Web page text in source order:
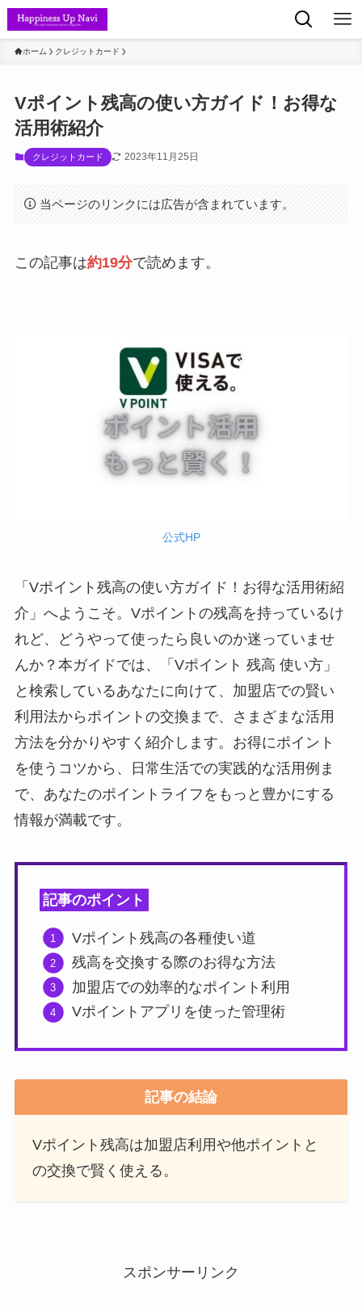
ホーム クレジットカード
Vポイント残高の使い方ガイド！お得な
活用術紹介
クレジットカード 2023年11月25日
当ページのリンクには広告が含まれています。
この記事は約19分で読めます。
公式HP
「Vポイント残高の使い方ガイド！お得な活用術紹
介」へようこそ。Vポイントの残高を持っているけ
れど、どうやって使ったら良いのか迷っていませ
んか？本ガイドでは、「Vポイント 残高 使い方」
と検索しているあなたに向けて、加盟店での賢い
利用法からポイントの交換まで、さまざまな活用
方法を分かりやすく紹介します。お得にポイント
を使うコツから、日常生活での実践的な活用例ま
で、あなたのポイントライフをもっと豊かにする
情報が満載です。
記事のポイント
Vポイント残高の各種使い道
残高を交換する際のお得な方法
加盟店での効率的なポイント利用
Vポイントアプリを使った管理術
記事の結論
Vポイント残高は加盟店利用や他ポイントと
の交換で賢く使える。
スポンサーリンク